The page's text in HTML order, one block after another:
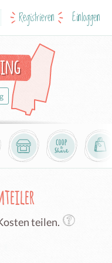
Registrieren Einloggen
teilen.